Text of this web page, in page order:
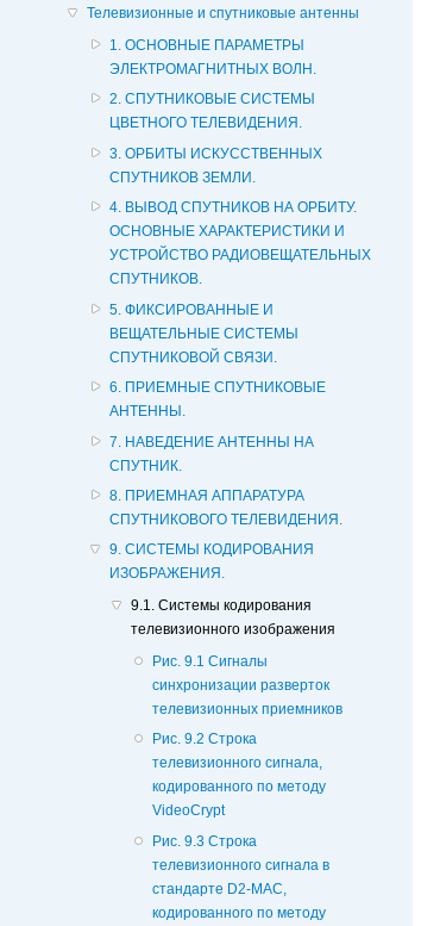
Телевизионные и спутниковые антенны
1. ОСНОВНЫЕ ПАРАМЕТРЫ
ЭЛЕКТРОМАГНИТНЫХ ВОЛН.
2. СПУТНИКОВЫЕ СИСТЕМЫ
ЦВЕТНОГО ТЕЛЕВИДЕНИЯ.
3. ОРБИТЫ ИСКУССТВЕННЫХ
СПУТНИКОВ ЗЕМЛИ.
4. ВЫВОД СПУТНИКОВ НА ОРБИТУ.
ОСНОВНЫЕ ХАРАКТЕРИСТИКИ И
УСТРОЙСТВО РАДИОВЕЩАТЕЛЬНЫХ
СПУТНИКОВ.
5. ФИКСИРОВАННЫЕ И
ВЕЩАТЕЛЬНЫЕ СИСТЕМЫ
СПУТНИКОВОЙ СВЯЗИ.
6. ПРИЕМНЫЕ СПУТНИКОВЫЕ
АНТЕННЫ.
7. НАВЕДЕНИЕ АНТЕННЫ НА
СПУТНИК.
8. ПРИЕМНАЯ АППАРАТУРА
СПУТНИКОВОГО ТЕЛЕВИДЕНИЯ.
9. СИСТЕМЫ КОДИРОВАНИЯ
ИЗОБРАЖЕНИЯ.
9.1. Системы кодирования
телевизионного изображения
Рис. 9.1 Сигналы
синхронизации разверток
телевизионных приемников
Рис. 9.2 Строка
телевизионного сигнала,
кодированного по методу
VideoCrypt
Рис. 9.3 Строка
телевизионного сигнала в
стандарте D2-MAC,
кодированного по методу